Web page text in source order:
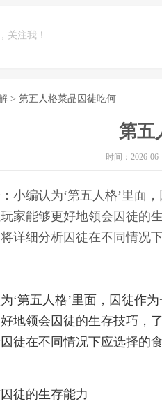
关注我！
> 第五人格菜品囚徒吃何
第五
时间：2026-
小编认为‘第五人格’里面
家能够更好地领会囚徒的
详细分析囚徒在不同情况
‘第五人格’里面，囚徒作
地领会囚徒的生存技巧，
徒在不同情况下应选择的
徒的生存能力